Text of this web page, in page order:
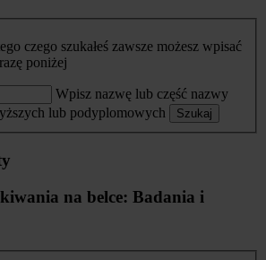
czego szukałeś zawsze możesz wpisać
poniżej
Wpisz nazwę lub część nazwy
lub podyplomowych
Szukaj
na belce: Badania i